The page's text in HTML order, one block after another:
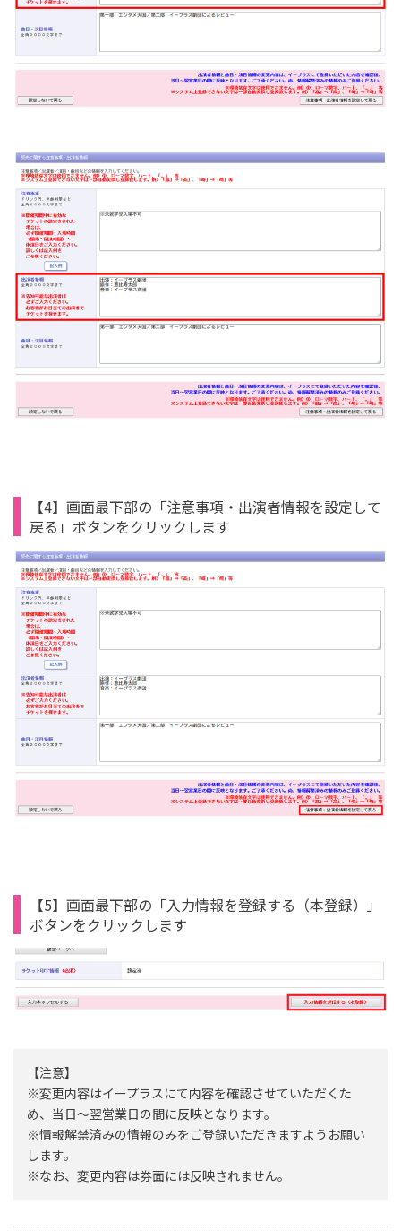
【4】画面最下部の「注意事項・出演者情報を設定して
戻る」ボタンをクリックします
【5】画面最下部の「入力情報を登録する（本登録）」
ボタンをクリックします
【注意】
※変更内容はイープラスにて内容を確認させていただくた
め、当日～翌営業日の間に反映となります。
※情報解禁済みの情報のみをご登録いただきますようお願い
します。
※なお、変更内容は券面には反映されません。